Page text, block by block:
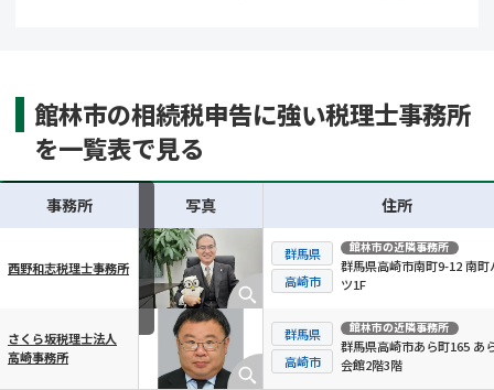
館林市の相続税申告に強い税理士事務所
を一覧表で見る
横スクロール可能
事務所 写真 住所
西野和志税理士事務所
群馬県
高崎市
館林市の近隣事務所
群馬県高崎市南町9-12 南町
ツ1F
さくら坂税理士法人
高崎事務所
群馬県
高崎市
館林市の近隣事務所
群馬県高崎市あら町165 あ
会館2階3階